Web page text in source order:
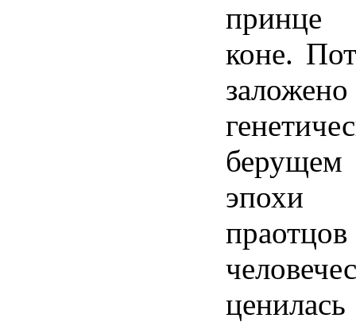
коне.
эпохи
праотцов